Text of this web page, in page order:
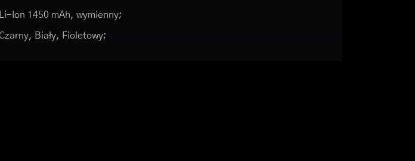
Li-Ion 1450 mAh, wymienny;
Biały, Fioletowy;